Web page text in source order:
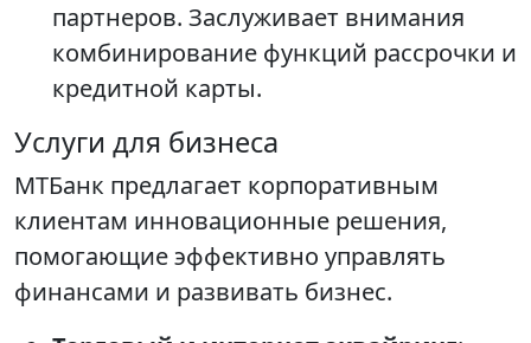
партнеров. Заслуживает внимания
комбинирование функций рассрочки и
кредитной карты.
Услуги для бизнеса
МТБанк предлагает корпоративным
клиентам инновационные решения,
помогающие эффективно управлять
финансами и развивать бизнес.